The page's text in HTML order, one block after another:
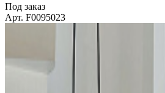
Под заказ
Арт. F0095023